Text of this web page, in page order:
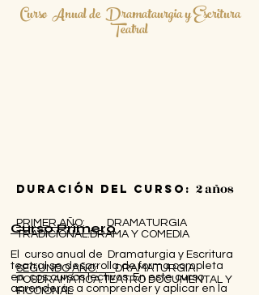
Curso Anual de Dramataurgia y Escritura
Teatral
Duración del curso: 2 años
PRIMER AÑO:
DRAMATURGIA
TRADICIONAL.DRAMA Y COMEDIA
SEGUNDO AÑO:DRAMATURGIA
POSDRAMÁTICA.TEATRO DOCUMENTAL Y
FICCIONAL
Curso Primero
El curso anual de Dramaturgia y Escritura
teatral se desarrolla de forma completa
en cos cursos lectivos. En este curso
aprenderás a comprender y aplicar en la